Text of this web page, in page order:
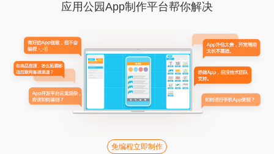
应用公园App制作平台帮你解决
免编程立即制作